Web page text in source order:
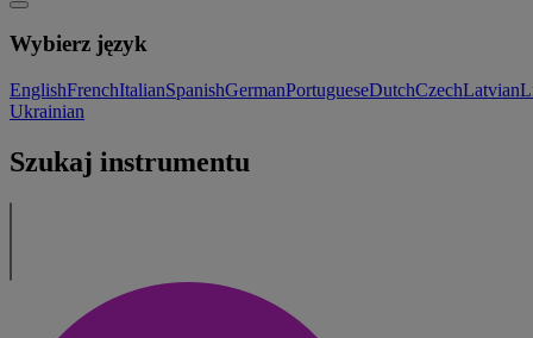
Wybierz język
EnglishFrenchItalianSpanishGermanPortugueseDutchCzechLatvian
Ukrainian
Szukaj instrumentu